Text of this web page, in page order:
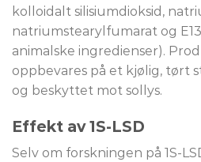
kolloidalt silisiumdioksid,
natriumstearylfumarat og
animalske ingredienser).
oppbevares på et kjølig, tørt
og beskyttet mot sollys.
Effekt av 1S-LSD
Selv om forskningen på 1S-